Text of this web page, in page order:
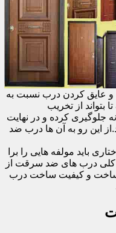
و عایق کردن درب نسبت به
بتواند از تخریب
جلوگیری کرده و در نهایت
این رو به آن ها درب ضد
باید مولفه هایی را برا
کلی درب های ضد سرقت از
ساخت و کیفیت ساخت درب